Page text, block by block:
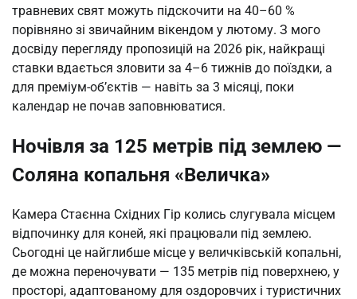
травневих свят можуть підскочити на 40–60 %
порівняно зі звичайним вікендом у лютому. З мого
досвіду перегляду пропозицій на 2026 рік, найкращі
ставки вдається зловити за 4–6 тижнів до поїздки, а
для преміум-об’єктів — навіть за 3 місяці, поки
календар не почав заповнюватися.
Ночівля за 125 метрів під землею —
Соляна копальня «Величка»
Камера Стаєнна Східних Гір колись слугувала місцем
відпочинку для коней, які працювали під землею.
Сьогодні це найглибше місце у величківській копальні,
де можна переночувати — 135 метрів під поверхнею, у
просторі, адаптованому для оздоровчих і туристичних